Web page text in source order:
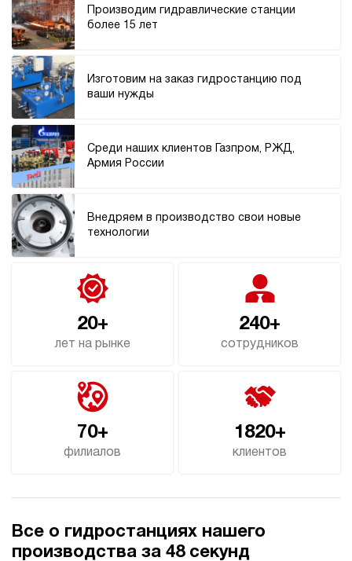
Гидростанция НЭР-48И1225Т
4.4
207 831 руб Купить
Гидростанция НЭР-48И1425Т
3
207 831 руб
электрический
Производим гидравлические станции
более 15 лет
Изготовим на заказ гидростанцию под
ваши нужды
Среди наших клиентов Газпром, РЖД,
Армия России
Внедряем в производство свои новые
технологии
20+
лет на рынке
240+
сотрудников
70+
филиалов
1820+
клиентов
Все о гидростанциях нашего
производства за 48 секунд